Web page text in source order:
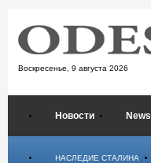
Воскресенье, 9 августа 2026
Новости News
НАСЛЕДИЕ СТАЛИНА